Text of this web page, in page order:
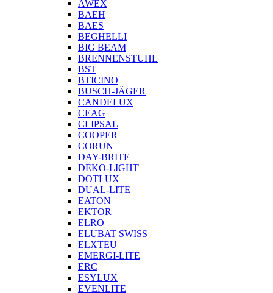
AWEX
BAEH
BAES
BEGHELLI
BIG BEAM
BRENNENSTUHL
BST
BTICINO
BUSCH-JÄGER
CANDELUX
CEAG
CLIPSAL
COOPER
CORUN
DAY-BRITE
DEKO-LIGHT
DOTLUX
DUAL-LITE
EATON
EKTOR
ELRO
ELUBAT SWISS
ELXTEU
EMERGI-LITE
ERC
ESYLUX
EVENLITE